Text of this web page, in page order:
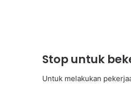
Stop untuk
Untuk melakukan